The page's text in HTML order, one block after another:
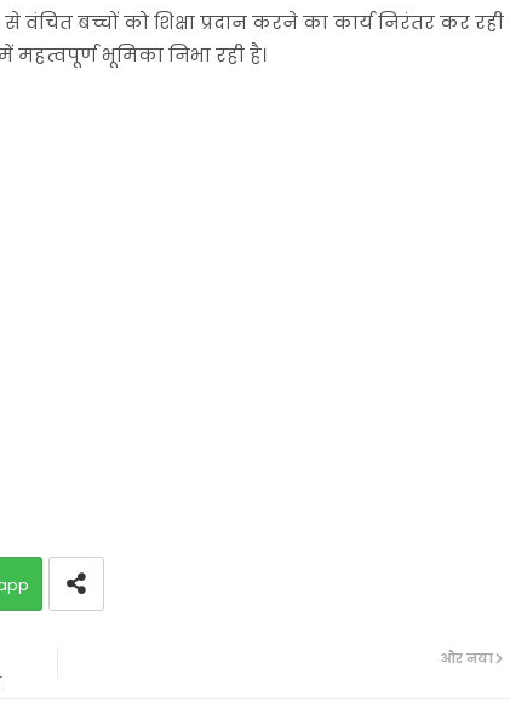
वंचित बच्चों को शिक्षा प्रदान करने का कार्य निरंतर कर रही
भूमिका निभा रही है।
और नया